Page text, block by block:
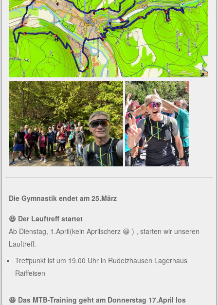
Die Gymnastik endet am 25.März
😆 Der Lauftreff startet
Ab Dienstag, 1.April(kein Aprilscherz 😀 ) , starten wir unseren
Lauftreff.
Treffpunkt ist um 19.00 Uhr in Rudelzhausen Lagerhaus
Raiffeisen
😆 Das MTB-Training geht am Donnerstag 17.April los